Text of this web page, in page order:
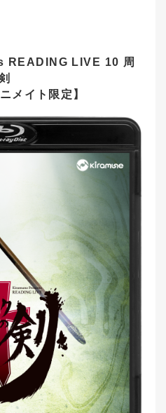
LIVE 10 周
メイト限定】